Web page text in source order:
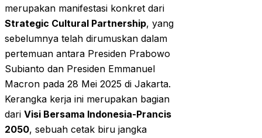
merupakan manifestasi konkret dari
Strategic Cultural Partnership, yang
sebelumnya telah dirumuskan dalam
pertemuan antara Presiden Prabowo
Subianto dan Presiden Emmanuel
Macron pada 28 Mei 2025 di Jakarta.
Kerangka kerja ini merupakan bagian
dari Visi Bersama Indonesia-Prancis
2050, sebuah cetak biru jangka